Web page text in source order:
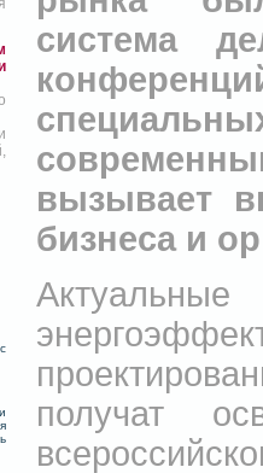
система
вызывает
бизнеса и
получат